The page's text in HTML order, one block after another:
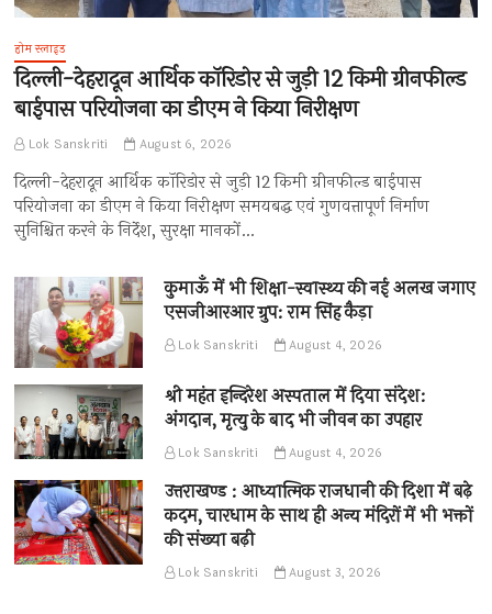
होम स्लाइड
दिल्ली-देहरादून आर्थिक कॉरिडोर से जुड़ी 12 किमी ग्रीनफील्ड
बाईपास परियोजना का डीएम ने किया निरीक्षण
Lok Sanskriti August 6, 2026
दिल्ली-देहरादून आर्थिक कॉरिडोर से जुड़ी 12 किमी ग्रीनफील्ड बाईपास
परियोजना का डीएम ने किया निरीक्षण समयबद्ध एवं गुणवत्तापूर्ण निर्माण
सुनिश्चित करने के निर्देश, सुरक्षा मानकों…
कुमाऊँ में भी शिक्षा-स्वास्थ्य की नई अलख जगाए
एसजीआरआर ग्रुप: राम सिंह कैड़ा
Lok Sanskriti August 4, 2026
श्री महंत इन्दिरेश अस्पताल में दिया संदेश:
अंगदान, मृत्यु के बाद भी जीवन का उपहार
Lok Sanskriti August 4, 2026
उत्तराखण्ड : आध्यात्मिक राजधानी की दिशा में बढ़े
कदम, चारधाम के साथ ही अन्य मंदिरों में भी भक्तों
की संख्या बढ़ी
Lok Sanskriti August 3, 2026